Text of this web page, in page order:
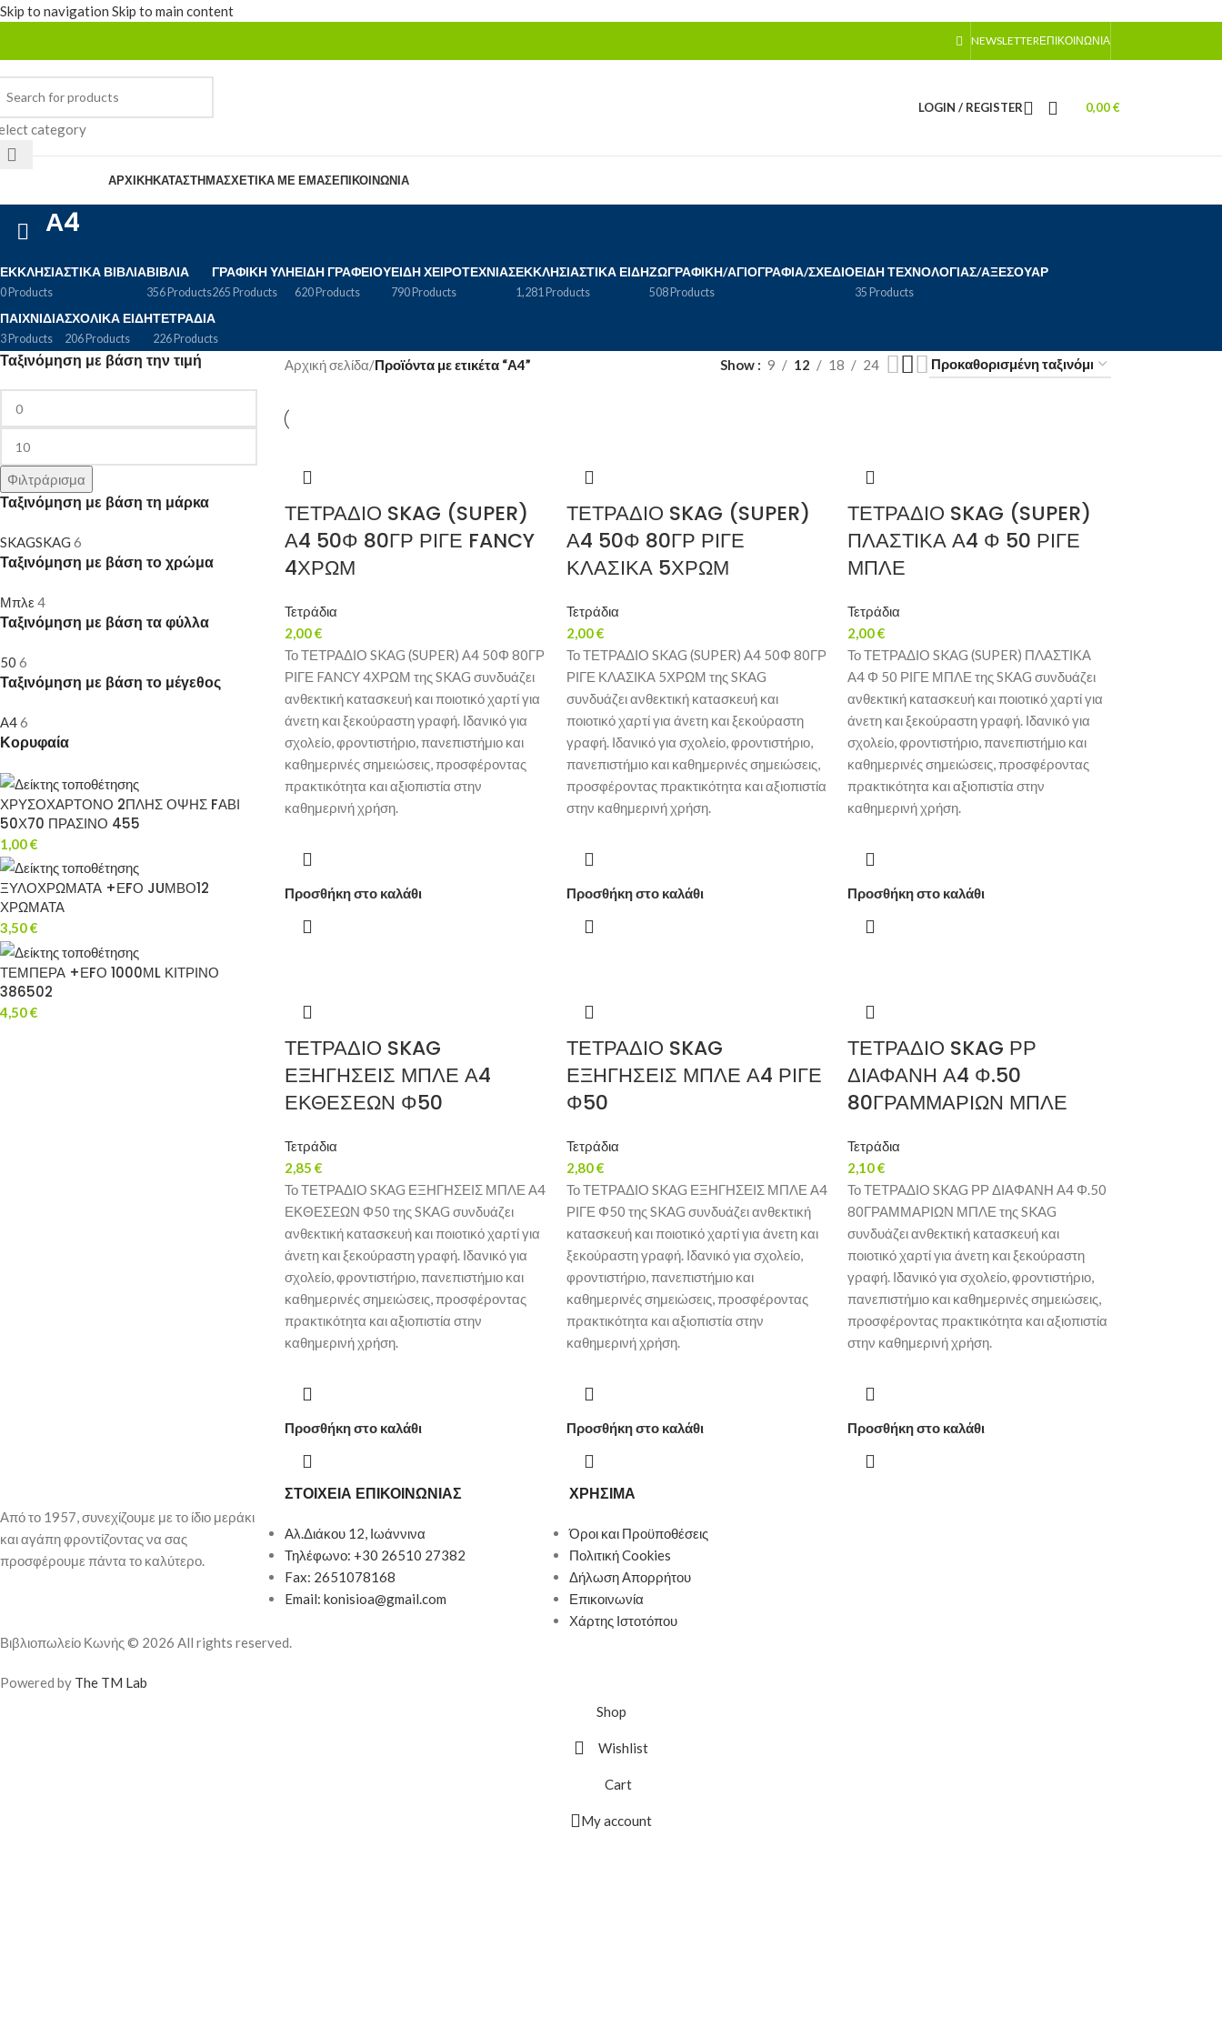
Skip to navigation Skip to main content
NEWSLETTERΕΠΙΚΟΙΝΩΝΊΑ
category
LOGIN / REGISTER 0,00€
ΑΡΧΙΚΉΚΑΤΆΣΤΗΜΑΣΧΕΤΙΚΆ ΜΕ ΕΜΆΣΕΠΙΚΟΙΝΩΝΊΑ
Α4
ΕΚΚΛΗΣΙΑΣΤΙΚΆ ΒΙΒΛΊΑ
0 Products
ΒΙΒΛΊΑ
356 Products
ΓΡΑΦΙΚΉ ΎΛΗ
265 Products
ΕΊΔΗ ΓΡΑΦΕΊΟΥ
620 Products
ΕΊΔΗ ΧΕΙΡΟΤΕΧΝΊΑΣ
790 Products
ΕΚΚΛΗΣΙΑΣΤΙΚΆ ΕΊΔΗ
1,281 Products
ΖΩΓΡΑΦΙΚΉ/ΑΓΙΟΓΡΑΦΊΑ/ΣΧΈΔΙΟ
508 Products
ΕΊΔΗ ΤΕΧΝΟΛΟΓΊΑΣ/ΑΞΕΣΟΥΆΡ
35 Products
ΠΑΙΧΝΊΔΙΑ
3 Products
ΣΧΟΛΙΚΆ ΕΊΔΗ
206 Products
ΤΕΤΡΆΔΙΑ
226 Products
Ταξινόμηση με βάση την τιμή
Φιλτράρισμα
Ταξινόμηση με βάση τη μάρκα
SKAGSKAG 6
Ταξινόμηση με βάση το χρώμα
Μπλε4
Ταξινόμηση με βάση τα φύλλα
50 6
Ταξινόμηση με βάση το μέγεθος
Α46
Κορυφαία
ΧΡΥΣΟΧΑΡΤΟΝΟ 2ΠΛΗΣ ΟΨΗΣ FΑΒΙ
50Χ70 ΠΡΑΣΙΝΟ 455
1,00€
ΞΥΛΟΧΡΩΜΑΤΑ +ΕFΟ JUΜΒΟ12
ΧΡΩΜΑΤΑ
3,50€
ΤΕΜΠΕΡΑ +ΕFΟ 1000ΜL ΚΙΤΡΙΝΟ
386502
4,50€
Αρχική σελίδα/Προϊόντα με ετικέτα “Α4” Show 9 12 18 24
ΤΕΤΡΑΔΙΟ SKAG (SUPER)
Α4 50Φ 80ΓΡ ΡΙΓΕ FANCY
4ΧΡΩΜ
Τετράδια
2,00€
Το ΤΕΤΡΑΔΙΟ SKAG (SUPER) Α4 50Φ 80ΓΡ
ΡΙΓΕ FANCY 4ΧΡΩΜ της SKAG συνδυάζει
ανθεκτική κατασκευή και ποιοτικό χαρτί για
άνετη και ξεκούραστη γραφή. Ιδανικό για
σχολείο, φροντιστήριο, πανεπιστήμιο και
καθημερινές σημειώσεις, προσφέροντας
πρακτικότητα και αξιοπιστία στην
καθημερινή χρήση.
Προσθήκη στο καλάθι
ΤΕΤΡΑΔΙΟ SKAG (SUPER)
Α4 50Φ 80ΓΡ ΡΙΓΕ
ΚΛΑΣΙΚΑ 5ΧΡΩΜ
Τετράδια
2,00€
Το ΤΕΤΡΑΔΙΟ SKAG (SUPER) Α4 50Φ 80ΓΡ
ΡΙΓΕ ΚΛΑΣΙΚΑ 5ΧΡΩΜ της SKAG
συνδυάζει ανθεκτική κατασκευή και
ποιοτικό χαρτί για άνετη και ξεκούραστη
γραφή. Ιδανικό για σχολείο, φροντιστήριο,
πανεπιστήμιο και καθημερινές σημειώσεις,
προσφέροντας πρακτικότητα και αξιοπιστία
στην καθημερινή χρήση.
Προσθήκη στο καλάθι
ΤΕΤΡΑΔΙΟ SKAG (SUPER)
ΠΛΑΣΤΙΚΑ Α4 Φ 50 ΡΙΓΕ
ΜΠΛΕ
Τετράδια
2,00€
Το ΤΕΤΡΑΔΙΟ SKAG (SUPER) ΠΛΑΣΤΙΚΑ
Α4 Φ 50 ΡΙΓΕ ΜΠΛΕ της SKAG συνδυάζει
ανθεκτική κατασκευή και ποιοτικό χαρτί για
άνετη και ξεκούραστη γραφή. Ιδανικό για
σχολείο, φροντιστήριο, πανεπιστήμιο και
καθημερινές σημειώσεις, προσφέροντας
πρακτικότητα και αξιοπιστία στην
καθημερινή χρήση.
Προσθήκη στο καλάθι
ΤΕΤΡΑΔΙΟ SKAG
ΕΞΗΓΗΣΕΙΣ ΜΠΛΕ Α4
ΕΚΘΕΣΕΩΝ Φ50
Τετράδια
2,85 €
Το ΤΕΤΡΑΔΙΟ SKAG ΕΞΗΓΗΣΕΙΣ ΜΠΛΕ Α4
ΕΚΘΕΣΕΩΝ Φ50 της SKAG συνδυάζει
ανθεκτική κατασκευή και ποιοτικό χαρτί για
άνετη και ξεκούραστη γραφή. Ιδανικό για
σχολείο, φροντιστήριο, πανεπιστήμιο και
καθημερινές σημειώσεις, προσφέροντας
πρακτικότητα και αξιοπιστία στην
καθημερινή χρήση.
Προσθήκη στο καλάθι
ΤΕΤΡΑΔΙΟ SKAG
ΕΞΗΓΗΣΕΙΣ ΜΠΛΕ Α4 ΡΙΓΕ
Φ50
Τετράδια
2,80€
Το ΤΕΤΡΑΔΙΟ SKAG ΕΞΗΓΗΣΕΙΣ ΜΠΛΕ Α4
ΡΙΓΕ Φ50 της SKAG συνδυάζει ανθεκτική
κατασκευή και ποιοτικό χαρτί για άνετη και
ξεκούραστη γραφή. Ιδανικό για σχολείο,
φροντιστήριο, πανεπιστήμιο και
καθημερινές σημειώσεις, προσφέροντας
πρακτικότητα και αξιοπιστία στην
καθημερινή χρήση.
Προσθήκη στο καλάθι
ΤΕΤΡΑΔΙΟ SKAG ΡΡ
ΔΙΑΦΑΝΗ Α4 Φ.50
80ΓΡΑΜΜΑΡΙΩΝ ΜΠΛΕ
Τετράδια
2,10€
Το ΤΕΤΡΑΔΙΟ SKAG ΡΡ ΔΙΑΦΑΝΗ Α4 Φ.50
80ΓΡΑΜΜΑΡΙΩΝ ΜΠΛΕ της SKAG
συνδυάζει ανθεκτική κατασκευή και
ποιοτικό χαρτί για άνετη και ξεκούραστη
γραφή. Ιδανικό για σχολείο, φροντιστήριο,
πανεπιστήμιο και καθημερινές σημειώσεις,
προσφέροντας πρακτικότητα και αξιοπιστία
στην καθημερινή χρήση.
Προσθήκη στο καλάθι
Από το 1957, συνεχίζουμε με το ίδιο μεράκι
και αγάπη φροντίζοντας να σας
προσφέρουμε πάντα το καλύτερο.
ΣΤΟΙΧΕΙΑ ΕΠΙΚΟΙΝΩΝΙΑΣ
Αλ.Διάκου 12, Ιωάννινα
Τηλέφωνο: +30 26510 27382
Fax: 2651078168
Email: konisioa@gmail.com
ΧΡΗΣΙΜΑ
Όροι και Προϋποθέσεις
Πολιτική Cookies
Δήλωση Απορρήτου
Επικοινωνία
Χάρτης Ιστοτόπου
Βιβλιοπωλείο Κωνής © 2026 All rights reserved.
Powered by The TM Lab
Shop
Wishlist
Cart
My account